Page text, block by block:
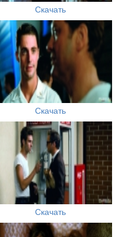
Скачать
Скачать
Скачать